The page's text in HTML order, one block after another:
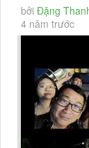
KIỆN KHAI
bởi Đặng
4 năm trước